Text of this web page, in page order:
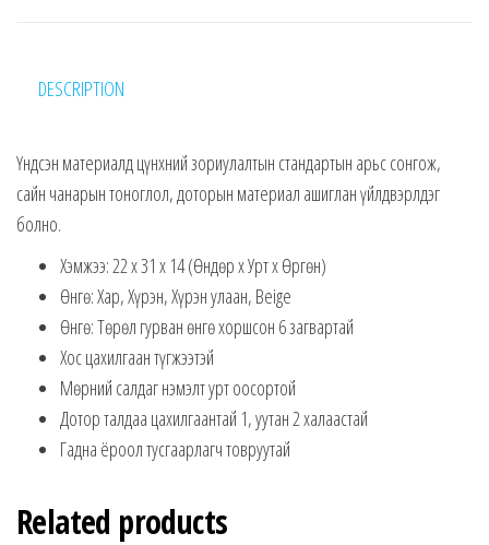
DESCRIPTION
Үндсэн материалд цүнхний зориулалтын стандартын арьс сонгож,
сайн чанарын тоноглол, доторын материал ашиглан үйлдвэрлдэг
болно.
Хэмжээ: 22 x 31 x 14 (Өндөр x Урт x Өргөн)
Өнгө: Хар, Хүрэн, Хүрэн улаан, Beige
Өнгө: Төрөл гурван өнгө хоршсон 6 загвартай
Хос цахилгаан түгжээтэй
Мөрний салдаг нэмэлт урт оосортой
Дотор талдаа цахилгаантай 1, уутан 2 халаастай
Гадна ёроол тусгаарлагч товруутай
Related products